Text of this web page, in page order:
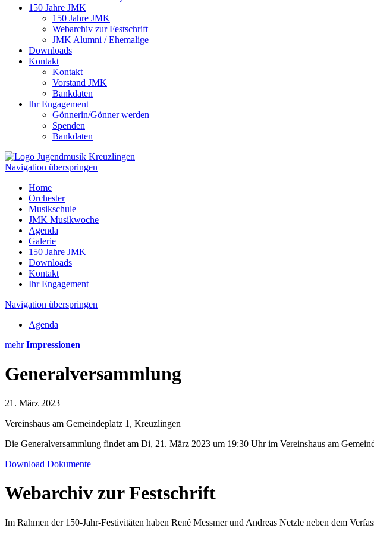
150 Jahre JMK
150 Jahre JMK
Webarchiv zur Festschrift
JMK Alumni / Ehemalige
Downloads
Kontakt
Kontakt
Vorstand JMK
Bankdaten
Ihr Engagement
Gönnerin/Gönner werden
Spenden
Bankdaten
Navigation überspringen
Home
Orchester
Musikschule
JMK Musikwoche
Agenda
Galerie
150 Jahre JMK
Downloads
Kontakt
Ihr Engagement
Navigation überspringen
Agenda
mehrImpressionen
Generalversammlung
21. März 2023
Vereinshaus am Gemeindeplatz 1, Kreuzlingen
Die Generalversammlung findet am Di, 21. März 2023 um 19:30 Uhr im Vereinshaus am
Download Dokumente
Webarchiv zur Festschrift
Im Rahmen der 150-Jahr-Festivitäten haben René Messmer und Andreas Netzle neben dem